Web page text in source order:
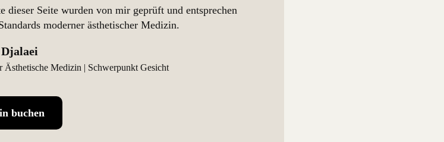
dieser Seite wurden von mir geprüft und entsprechen
moderner ästhetischer Medizin.
Ästhetische Medizin | Schwerpunkt Gesicht
buchen